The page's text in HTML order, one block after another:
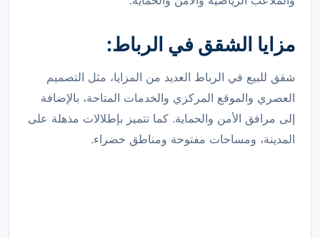
مزايا الشقق في الرباط:
شقق للبيع في الرباط العديد من المزايا، مثل التصميم
العصري والموقع المركزي والخدمات المتاحة، بالإضافة
إلى مرافق الأمن والحماية. كما تتميز بإطلالات مذهلة على
المدينة، ومساحات مفتوحة ومناطق خضراء.